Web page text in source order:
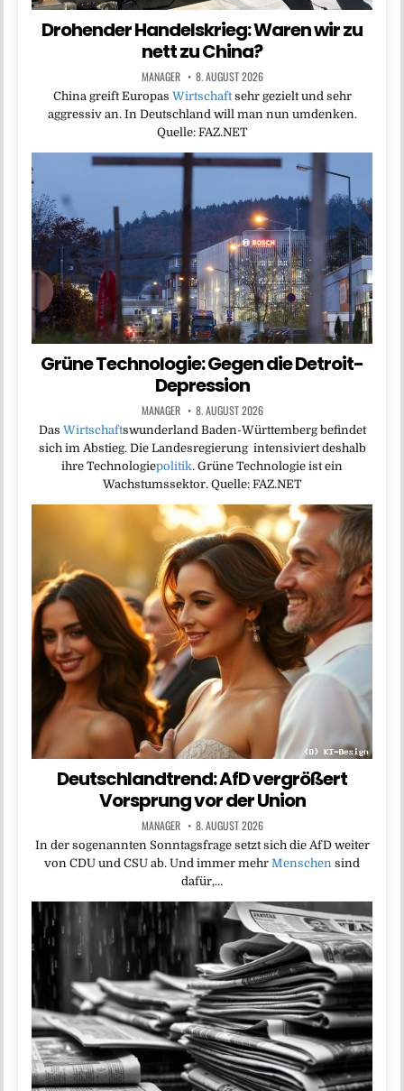
Drohender Handelskrieg: Waren wir zu
nett zu China?
MANAGER 8. AUGUST 2026
China greift Europas Wirtschaftsehr gezielt und sehr
aggressiv an. In Deutschland will man nun umdenken.
Quelle: FAZ.NET
Grüne Technologie: Gegen die Detroit-
Depression
MANAGER 8. AUGUST 2026
Das Wirtschaftswunderland Baden-Württemberg befindet
sich im Abstieg. Die Landesregierung intensiviert deshalb
ihre Technologiepolitik. Grüne Technologie ist ein
Wachstumssektor. Quelle: FAZ.NET
Deutschlandtrend: AfD vergrößert
Vorsprung vor der Union
MANAGER 8. AUGUST 2026
In der sogenannten Sonntagsfrage setzt sich die AfD weiter
von CDU und CSU ab. Und immer mehr Menschen sind
dafür,…